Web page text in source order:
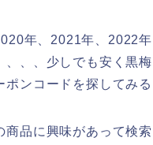
年、2021年、2022
、、、少しでも安く黒
ンコードを探してみる
商品に興味があって検